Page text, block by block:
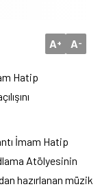
A+ A-
Hatip
İmam Hatip
Atölyesinin
hazırlanan müzik